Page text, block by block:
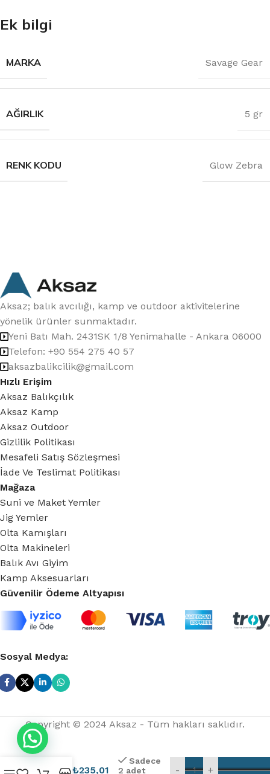
Ek bilgi
MARKA Savage Gear
AĞIRLIK 5 gr
RENK KODU Glow Zebra
Aksaz; balık avcılığı, kamp ve outdoor aktivitelerine
yönelik ürünler sunmaktadır.
Yeni Batı Mah. 2431SK 1/8 Yenimahalle - Ankara 06000
Telefon: +90 554 275 40 57
aksazbalikcilik@gmail.com
Hızlı Erişim
Aksaz Balıkçılık
Aksaz Kamp
Aksaz Outdoor
Gizlilik Politikası
Mesafeli Satış Sözleşmesi
İade Ve Teslimat Politikası
Mağaza
Suni ve Maket Yemler
Jig Yemler
Olta Kamışları
Olta Makineleri
Balık Avı Giyim
Kamp Aksesuarları
Güvenilir Ödeme Altyapısı
Sosyal Medya:
Copyright © 2024 Aksaz - Tüm hakları saklıdır.
Savage
Gear
₺235,01
Sadece
2 adet
- +